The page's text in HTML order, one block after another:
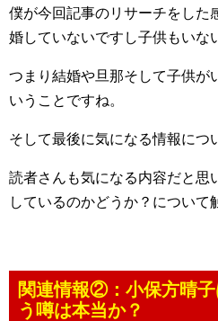
僕が今回記事のリサーチをした
婚していないですし子供もいな
つまり結婚や旦那そして子供が
いうことですね。
そして最後に気になる情報につ
読者さんも気になる内容だと思
しているのかどうか？について
関連情報②：小保方晴
う噂は本当か？